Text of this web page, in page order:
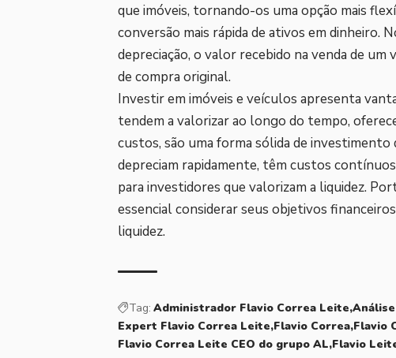
que imóveis, tornando-os uma opção mais
conversão mais rápida de ativos em dinheiro.
depreciação, o valor recebido na venda de
de compra original.
Investir em imóveis e veículos apresenta
tendem a valorizar ao longo do tempo,
custos, são uma forma sólida de
depreciam rapidamente, têm custos
para investidores que valorizam a liquidez.
essencial considerar seus objetivos
liquidez.
Tag: Administrador Flavio Correa Leite
Expert Flavio Correa Leite Flavio Correa Flavio
Flavio Correa Leite CEO do grupo AL Flavio